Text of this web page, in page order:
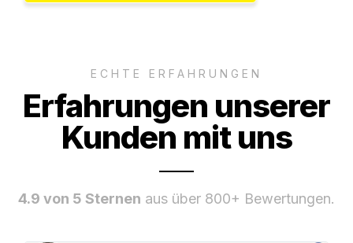
ECHTE ERFAHRUNGEN
Erfahrungen unserer
Kunden mit uns
4.9 von 5 Sternen aus über 800+ Bewertungen.